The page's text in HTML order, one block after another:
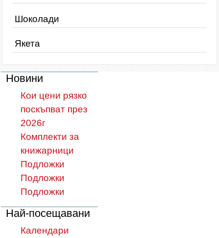
Шоколади
Якета
Новини
Кои цени рязко
поскъпват през
2026г
Комплекти за
книжарници
Подложки
Подложки
Подложки
Най-посещавани
Календари